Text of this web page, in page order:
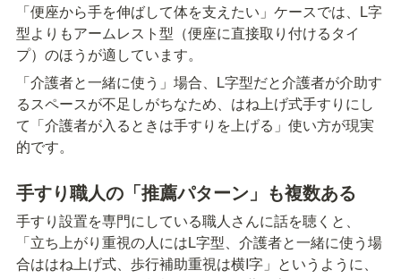
「便座から手を伸ばして体を支えたい」ケースでは、L字
型よりもアームレスト型（便座に直接取り付けるタイ
プ）のほうが適しています。
「介護者と一緒に使う」場合、L字型だと介護者が介助す
るスペースが不足しがちなため、はね上げ式手すりにし
て「介護者が入るときは手すりを上げる」使い方が現実
的です。
手すり職人の「推薦パターン」も複数ある
手すり設置を専門にしている職人さんに話を聴くと、
「立ち上がり重視の人にはL字型、介護者と一緒に使う場
合ははね上げ式、歩行補助重視は横I字」というように、